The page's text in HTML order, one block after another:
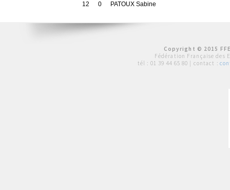
12
0 PATOUX Sabine
Copyright © 2015
Fédération Française des
tél : 01 39 44 65 80 | contact :